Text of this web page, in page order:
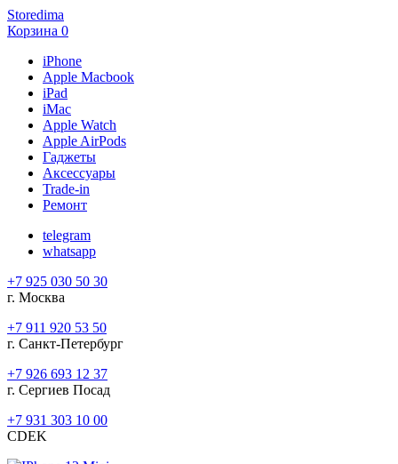
Storedima
Корзина 0
iPhone
Apple Macbook
iPad
iMac
Apple Watch
Apple AirPods
Гаджеты
Аксессуары
Trade-in
Ремонт
telegram
whatsapp
+7 925 030 50 30
г. Москва
+7 911 920 53 50
г. Санкт-Петербург
+7 926 693 12 37
г. Сергиев Посад
+7 931 303 10 00
CDEK